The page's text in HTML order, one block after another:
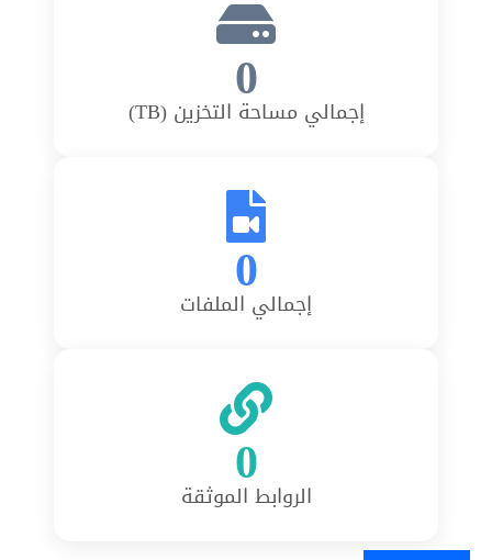
0
إجمالي مساحة التخزين (TB)
0
إجمالي الملفات
0
الروابط الموثقة